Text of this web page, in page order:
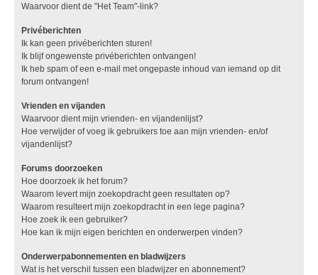
Waarvoor dient de "Het Team"-link?
Privéberichten
Ik kan geen privéberichten sturen!
Ik blijf ongewenste privéberichten ontvangen!
Ik heb spam of een e-mail met ongepaste inhoud van iemand op dit
forum ontvangen!
Vrienden en vijanden
Waarvoor dient mijn vrienden- en vijandenlijst?
Hoe verwijder of voeg ik gebruikers toe aan mijn vrienden- en/of
vijandenlijst?
Forums doorzoeken
Hoe doorzoek ik het forum?
Waarom levert mijn zoekopdracht geen resultaten op?
Waarom resulteert mijn zoekopdracht in een lege pagina?
Hoe zoek ik een gebruiker?
Hoe kan ik mijn eigen berichten en onderwerpen vinden?
Onderwerpabonnementen en bladwijzers
Wat is het verschil tussen een bladwijzer en abonnement?